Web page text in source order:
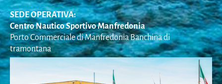
SEDE OPERATIVA:
Centro Nautico Sportivo Manfredonia
Porto Commerciale di Manfredonia Banchina di
tramontana